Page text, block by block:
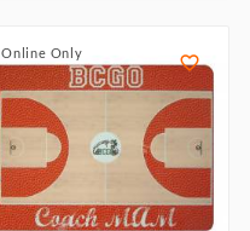
Online Only 